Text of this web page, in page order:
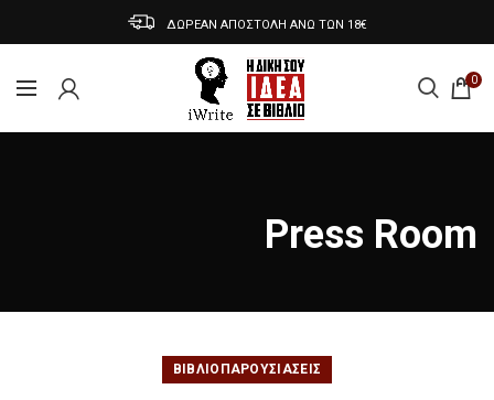
ΔΩΡΕΑΝ ΑΠΟΣΤΟΛΗ ΑΝΩ ΤΩΝ 18€
0
Press Room
ΒΙΒΛΙΟΠΑΡΟΥΣΊΑΣΕΙΣ